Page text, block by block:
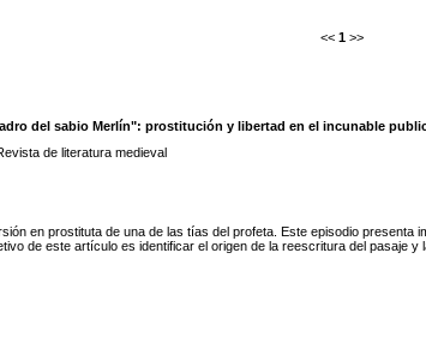
<< 1 >>
del sabio Merlín": prostitución y libertad en el incunable
de literatura medieval
en prostituta de una de las tías del profeta. Este episodio
de este artículo es identificar el origen de la reescritura del pasaje